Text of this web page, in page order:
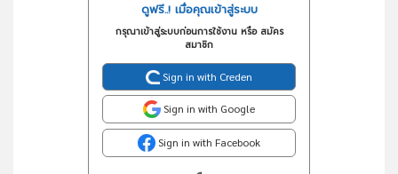
ดูฟรี..! เมื่อคุณเข้าสู่ระบบ
กรุณาเข้าสู่ระบบก่อนการใช้งาน หรือ สมัคร
สมาชิก
Sign in with Creden
Sign in with Google
Sign in with Facebook